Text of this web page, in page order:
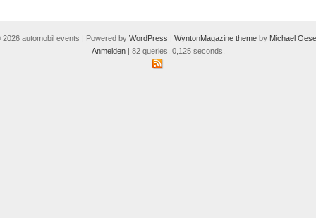
2026 automobil events | Powered by WordPress | WyntonMagazine theme by Michael
Anmelden| 82 queries. 0,125 seconds.